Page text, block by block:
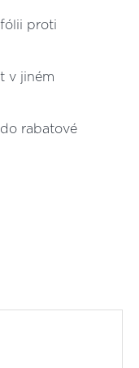
proti
v jiném
rabatové